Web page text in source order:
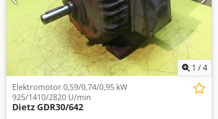
1 /4
Elektromotor 0,59/0,74/0,95 kW
925/1410/2820 U/min
Dietz GDR30/642